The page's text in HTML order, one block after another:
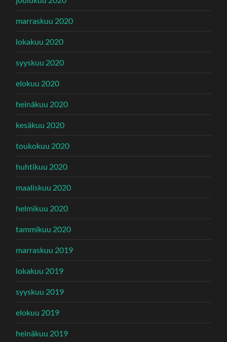
marraskuu 2020
lokakuu 2020
syyskuu 2020
elokuu 2020
heinäkuu 2020
kesäkuu 2020
toukokuu 2020
huhtikuu 2020
maaliskuu 2020
helmikuu 2020
tammikuu 2020
marraskuu 2019
lokakuu 2019
syyskuu 2019
elokuu 2019
heinäkuu 2019